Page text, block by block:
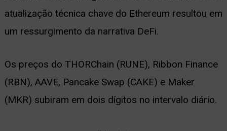
atualização técnica chave do Ethereum resultou em
um ressurgimento da narrativa DeFi.
Os preços do THORChain (RUNE), Ribbon Finance
(RBN), AAVE, Pancake Swap (CAKE) e Maker
(MKR) subiram em dois dígitos no intervalo diário.